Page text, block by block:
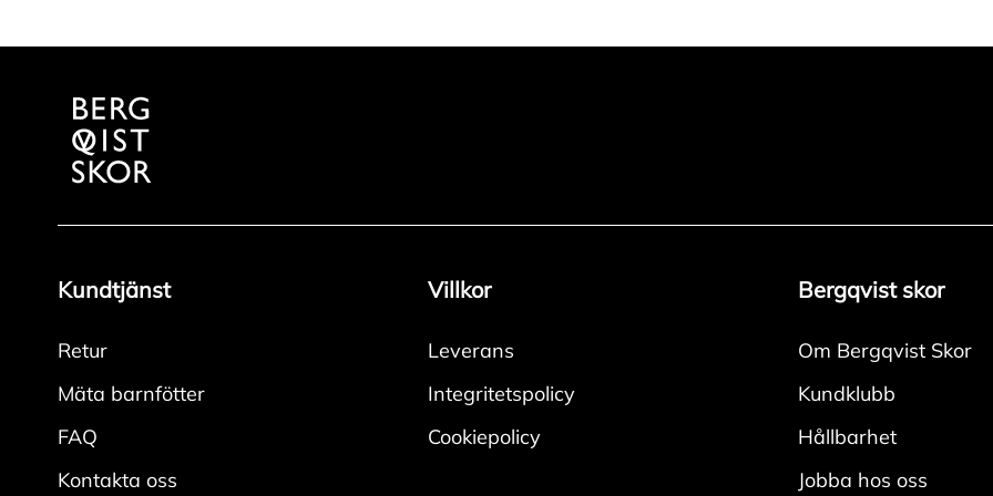
Kundtjänst
Retur
Mäta barnfötter
FAQ
Kontakta oss
Villkor
Leverans
Integritetspolicy
Cookiepolicy
Bergqvist skor
Om Bergqvist Skor
Kundklubb
Hållbarhet
Jobba hos oss